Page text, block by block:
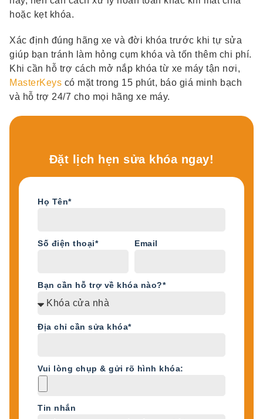
hoặc kẹt khóa.
Xác định đúng hãng xe và đời khóa trước khi tự sửa
giúp bạn tránh làm hỏng cụm khóa và tốn thêm chi phí.
Khi cần hỗ trợ cách mở nắp khóa từ xe máy tận nơi,
MasterKeys có mặt trong 15 phút, báo giá minh bạch
và hỗ trợ 24/7 cho mọi hãng xe máy.
Đặt lịch hẹn sửa khóa ngay!
Họ Tên*
Số điện thoại* Email
Bạn cần hỗ trợ về khóa nào?*
Địa chỉ cần sửa khóa*
Vui lòng chụp & gửi rõ hình khóa:
Tin nhắn